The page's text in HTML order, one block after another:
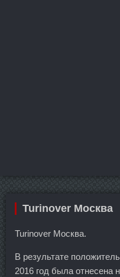
Turinover Москва
Turinover Москва.
В результате
2016 год была отнесена